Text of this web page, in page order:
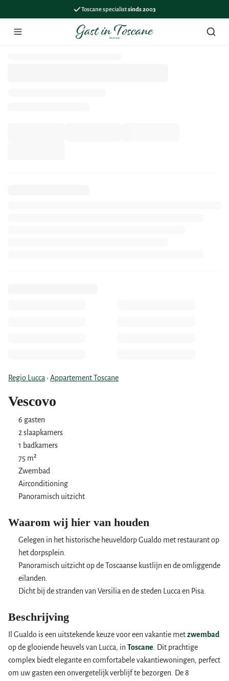
Toscane specialistsinds 2003
Menu
Regio Lucca · Appartement Toscane
Vescovo
6 gasten
2 slaapkamers
1 badkamers
75 m²
Zwembad
Airconditioning
Panoramisch uitzicht
Waarom wij hier van houden
Gelegen in het historische heuveldorp Gualdo met restaurant op
het dorpsplein.
Panoramisch uitzicht op de Toscaanse kustlijn en de omliggende
eilanden.
Dicht bij de stranden van Versilia en de steden Lucca en Pisa.
Beschrijving
Il Gualdo is een uitstekende keuze voor een vakantie metzwembad
op de glooiende heuvels van Lucca, in Toscane . Dit prachtige
complex biedt elegante en comfortabele vakantiewoningen, perfect
om uw gasten een onvergetelijk verblijf te bezorgen. De 8